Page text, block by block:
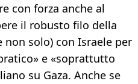
con forza anche al
il robusto filo della
solo) con Israele per
e «soprattutto
su Gaza. Anche se